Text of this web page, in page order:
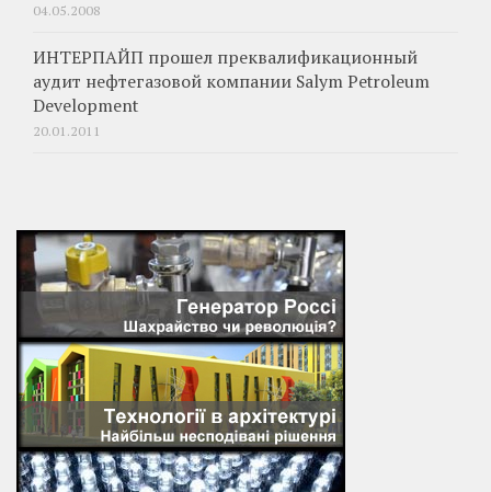
04.05.2008
ИНТЕРПАЙП прошел преквалификационный
аудит нефтегазовой компании Salym Petroleum
Development
20.01.2011